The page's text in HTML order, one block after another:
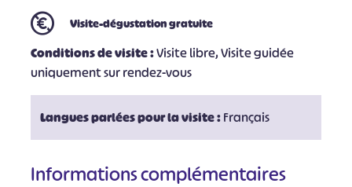
Visite-dégustation gratuite
Conditions de visite :Visite libre, Visite guidée
uniquement sur rendez-vous
Langues parlées pour la visite :Français
Informations complémentaires